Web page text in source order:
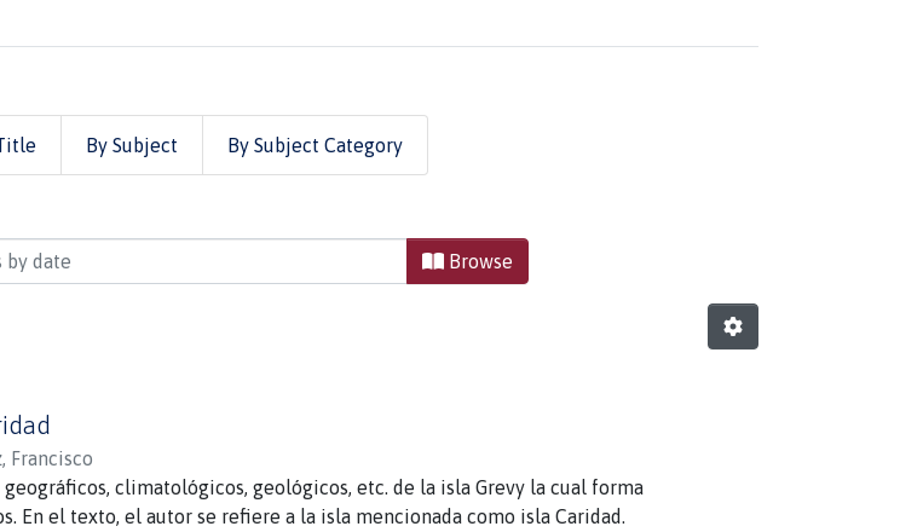
By Subject By Subject Category
Browse
Francisco
climatológicos, geológicos, etc. de la isla Grevy la cual forma
En el texto, el autor se refiere a la isla mencionada como isla Caridad.